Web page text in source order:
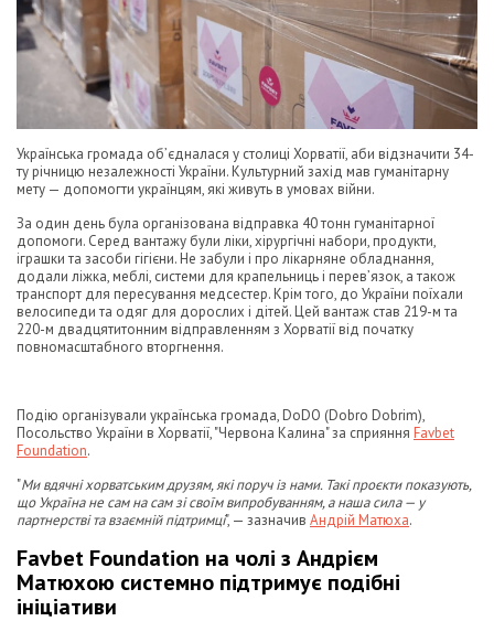
Українська громада об’єдналася у столиці Хорватії, аби відзначити 34-
ту річницю незалежності України. Культурний захід мав гуманітарну
мету — допомогти українцям, які живуть в умовах війни.
За один день була організована відправка 40 тонн гуманітарної
допомоги. Серед вантажу були ліки, хірургічні набори, продукти,
іграшки та засоби гігієни. Не забули і про лікарняне обладнання,
додали ліжка, меблі, системи для крапельниць і перев’язок, а також
транспорт для пересування медсестер. Крім того, до України поїхали
велосипеди та одяг для дорослих і дітей. Цей вантаж став 219-м та
220-м двадцятитонним відправленням з Хорватії від початку
повномасштабного вторгнення.
Подію організували українська громада, DoDO (Dobro Dobrim),
Посольство України в Хорватії, "Червона Калина" за сприяння Favbet
Foundation.
"Ми вдячні хорватським друзям, які поруч із нами. Такі проєкти показують,
що Україна не сам на сам зі своїм випробуванням, а наша сила — у
партнерстві та взаємній підтримці", — зазначив Андрій Матюха.
Favbet Foundation на чолі з Андрієм
Матюхою системно підтримує подібні
ініціативи